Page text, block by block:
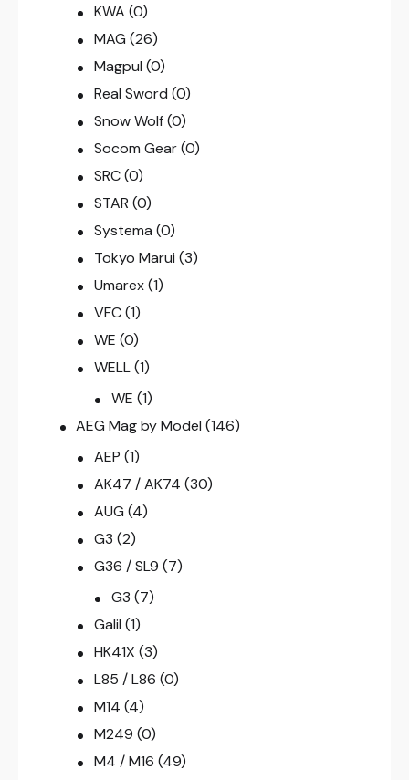
KWA (0)
MAG (26)
Magpul (0)
Real Sword (0)
Snow Wolf (0)
Socom Gear (0)
SRC (0)
STAR (0)
Systema (0)
Tokyo Marui (3)
Umarex (1)
VFC (1)
WE (0)
WELL (1)
WE (1)
AEG Mag by Model (146)
AEP (1)
AK47 / AK74 (30)
AUG (4)
G3 (2)
G36 / SL9 (7)
G3 (7)
Galil (1)
HK41X (3)
L85 / L86 (0)
M14 (4)
M249 (0)
M4 / M16 (49)